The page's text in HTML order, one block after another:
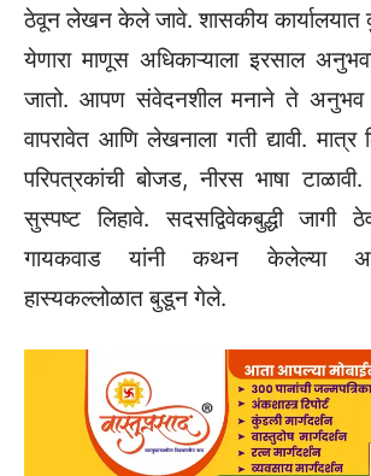
ठेवून लेखन केले जावे. शासकीय
येणारा माणूस अधिकाऱ्याला इरसाल
जातो. आपण संवेदनशील मनाने ते अनुभव
वापरावेत आणि लेखनाला गती द्यावी. मात्र
परिपत्रकांची बोजड, नीरस भाषा
सुस्पष्ट लिहावे. सदसद्विवेकबुद्धी जागी
गायकवाड यांनी कथन केलेल्या
हास्यकल्लोळात बुडून गेले.